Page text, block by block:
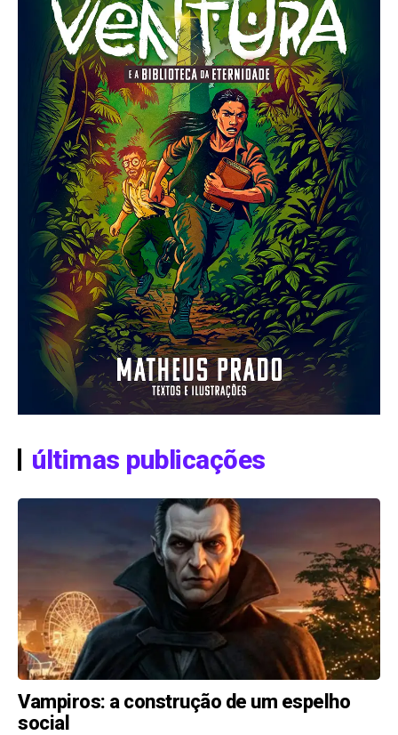
últimas publicações
Vampiros: a construção de um espelho
social